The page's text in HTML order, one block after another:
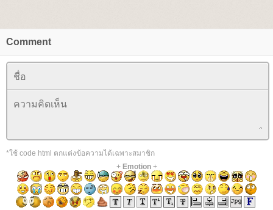
Comment
*ใช้ code html ตกแต่งข้อความได้เฉพาะสมาชิก
+ Emotion+